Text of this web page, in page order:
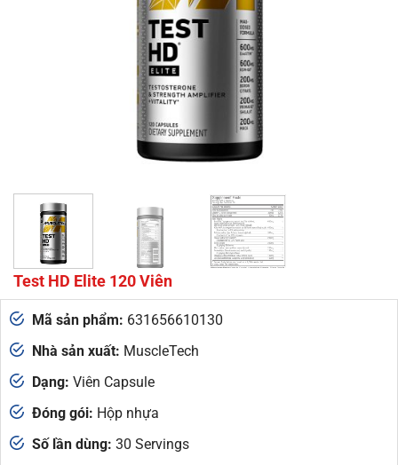
Test HD Elite 120 Viên
Mã sản phẩm: 631656610130
Nhà sản xuất: MuscleTech
Dạng: Viên Capsule
Đóng gói: Hộp nhựa
Số lần dùng: 30 Servings